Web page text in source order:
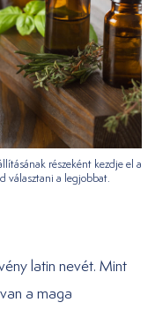
részeként kezdje el a
választani a legjobbat.
latin nevét. Mint
a maga